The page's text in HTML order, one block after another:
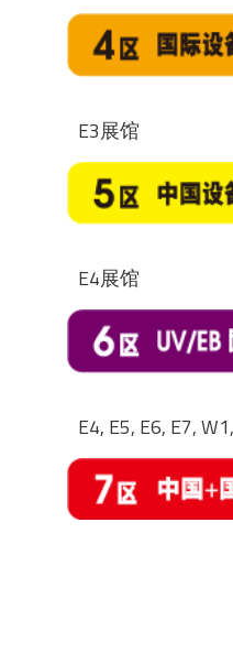
E3展馆
E4展馆
E4, E5, E6, E7,